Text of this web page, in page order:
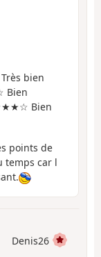
bien
Bien
points de
temps car l
Denis26